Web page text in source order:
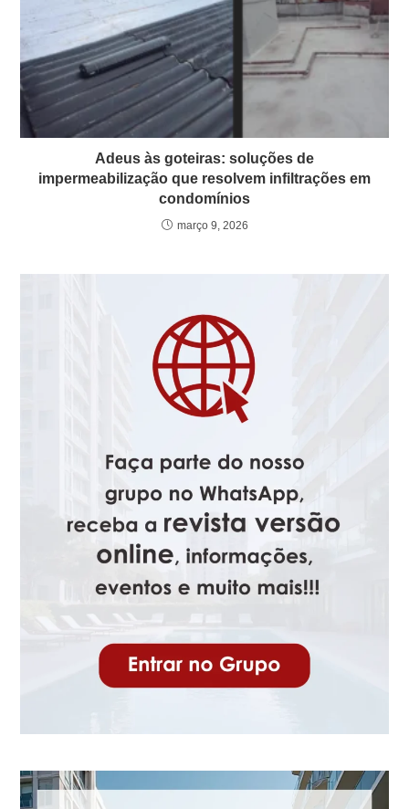
Adeus às goteiras: soluções de
impermeabilização que resolvem infiltrações em
condomínios
março 9, 2026